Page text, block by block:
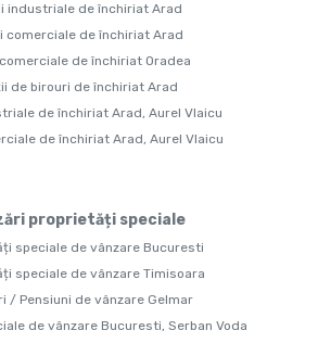
industriale de închiriat Arad
comerciale de închiriat Arad
de închiriat Oradea
de birouri de închiriat Arad
de închiriat Arad, Aurel Vlaicu
de închiriat Arad, Aurel Vlaicu
proprietăți speciale
speciale de vânzare Bucuresti
speciale de vânzare Timisoara
/ Pensiuni de vânzare Gelmar
de vânzare Bucuresti, Serban Voda